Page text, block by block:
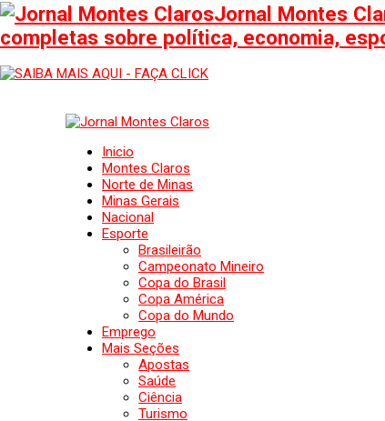
Jornal Montes
completas sobre política, economia,
Inicio
Montes Claros
Norte de Minas
Minas Gerais
Nacional
Esporte
Brasileirão
Campeonato Mineiro
Copa do Brasil
Copa América
Copa do Mundo
Emprego
Mais Seções
Apostas
Saúde
Ciência
Turismo